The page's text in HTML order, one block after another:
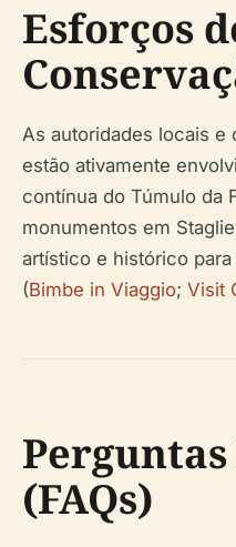
Esforços
As autoridades locais e
estão ativamente
contínua do Túmulo da
monumentos em
artístico e histórico
(Bimbe in Viaggio; Visit
(FAQs)